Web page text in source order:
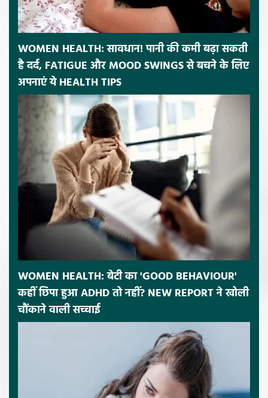
WOMEN HEALTH: सावधान! पानी की कमी बढ़ा सकती
है दर्द, FATIGUE और MOOD SWINGS से बचने के लिए
अपनाएं ये HEALTH TIPS
WOMEN HEALTH: बेटी का 'GOOD BEHAVIOUR'
कहीं छिपा हुआ ADHD तो नहीं? NEW REPORT ने खोली
चौंकाने वाली सच्चाई